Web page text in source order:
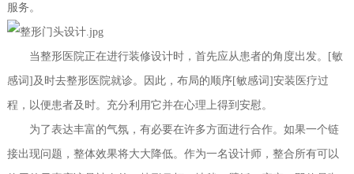
服务。
当整形医院正在进行装修设计时，首先应从患者的角度出发。[敏
感词]及时去整形医院就诊。因此，布局的顺序[敏感词]安装医疗过
程，以便患者及时。充分利用它并在心理上得到安慰。
为了表达丰富的气氛，有必要在许多方面进行合作。如果一个链
接出现问题，整体效果将大大降低。作为一名设计师，整合所有可以